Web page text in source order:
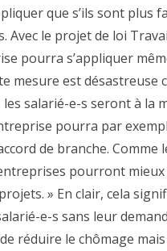
que s’ils sont plus
Avec le projet de loi
pourra s’appliquer
mesure est désastreuse
salarié-e-s seront à la
pourra par
de branche. Comme
pourront
» En clair, cela
e-s sans leur
réduire le chômage